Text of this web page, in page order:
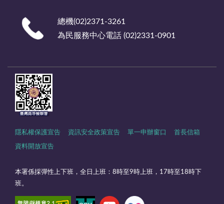
總機(02)2371-3261
為民服務中心電話 (02)2331-0901
隱私權保護宣告 資訊安全政策宣告 單一申辦窗口 首長信箱
資料開放宣告
本署係採彈性上下班，全日上班：8時至9時上班，17時至18時下
班。